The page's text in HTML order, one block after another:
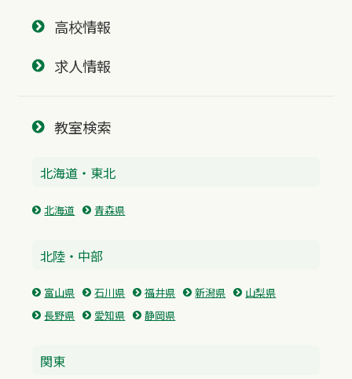
高校情報
求人情報
教室検索
北海道・東北
北海道 青森県
北陸・中部
富山県 石川県 福井県 新潟県
山梨県
長野県
愛知県 静岡県
関東